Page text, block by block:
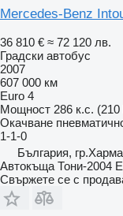
Mercedes-Benz
36 810 € ≈ 72 120 лв.
Градски автобус
2007
607 000 км
Euro 4
Мощност 286 к.с. (210
Окачване
1-1-0
България,
Автокъща Тони-2004
Свържете се с